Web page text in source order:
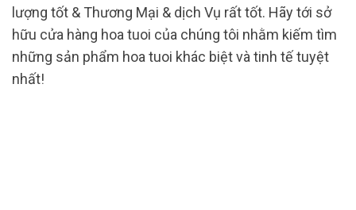
lượng tốt & Thương Mại & dịch Vụ rất tốt. Hãy tới sở
hữu cửa hàng hoa tuoi của chúng tôi nhằm kiếm tìm
những sản phẩm hoa tuoi khác biệt và tinh tế tuyệt
nhất!